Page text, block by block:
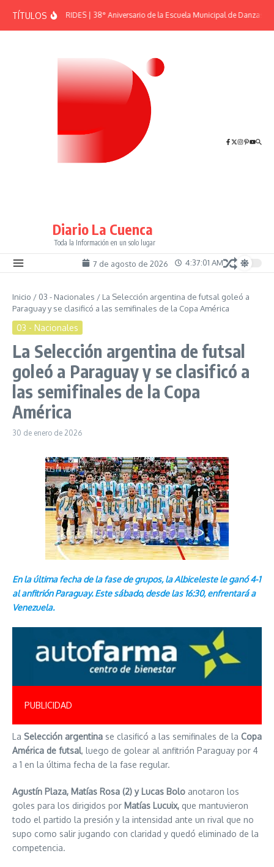
TÍTULOSEFEMÉRIDES | 38° Aniversario de la Escuela Municipal de Danzas “El
Diario La Cuenca
Toda la Información en un solo lugar
7 de agosto de 2026 4:37:02 AM
Inicio / 03 - Nacionales / La Selección argentina de futsal goleó a
Paraguay y se clasificó a las semifinales de la Copa América
03 - Nacionales
La Selección argentina de futsal
goleó a Paraguay y se clasificó a
las semifinales de la Copa
América
30 de enero de 2026
En la última fecha de la fase de grupos, la Albiceleste le ganó 4-1
al anfitrión Paraguay. Este sábado, desde las 16:30, enfrentará a
Venezuela.
PUBLICIDAD
La Selección argentina se clasificó a las semifinales de la Copa
América de futsal, luego de golear al anfitrión Paraguay por 4
a 1 en la última fecha de la fase regular.
Agustín Plaza, Matías Rosa (2) y Lucas Bolo anotaron los
goles para los dirigidos por Matías Lucuix, que mantuvieron
todo el partido la presión y la intensidad ante un rival que no
supo como salir jugando con claridad y quedó eliminado de la
competencia.